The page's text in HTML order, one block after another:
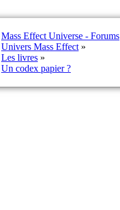
Mass Effect Universe - Forums
Univers Mass Effect »
Les livres »
Un codex papier ?